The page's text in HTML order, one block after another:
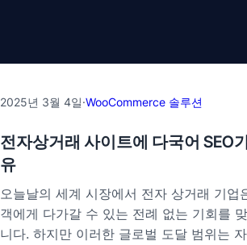
2025년 3월 4일·WooCommerce 솔루션
전자상거래 사이트에 다국어 SEO
유
오늘날의 세계 시장에서 전자 상거래 기업
객에게 다가갈 수 있는 전례 없는 기회를
니다. 하지만 이러한 글로벌 도달 범위는